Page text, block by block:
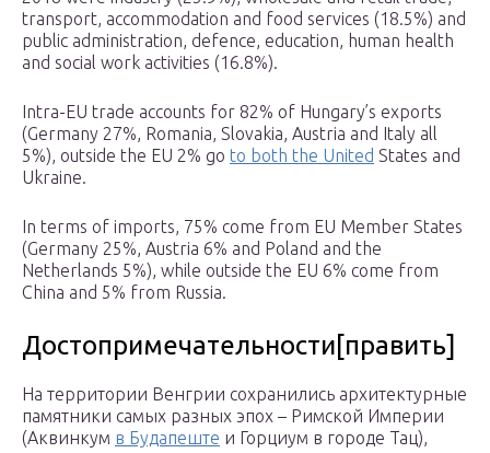
transport, accommodation and food services (18.5%) and
public administration, defence, education, human health
and social work activities (16.8%).
Intra-EU trade accounts for 82% of Hungary’s exports
(Germany 27%, Romania, Slovakia, Austria and Italy all
5%), outside the EU 2% go to both the United States and
Ukraine.
In terms of imports, 75% come from EU Member States
(Germany 25%, Austria 6% and Poland and the
Netherlands 5%), while outside the EU 6% come from
China and 5% from Russia.
Достопримечательности[править]
На территории Венгрии сохранились архитектурные
памятники самых разных эпох – Римской Империи
(Аквинкум в Будапеште и Горциум в городе Тац),